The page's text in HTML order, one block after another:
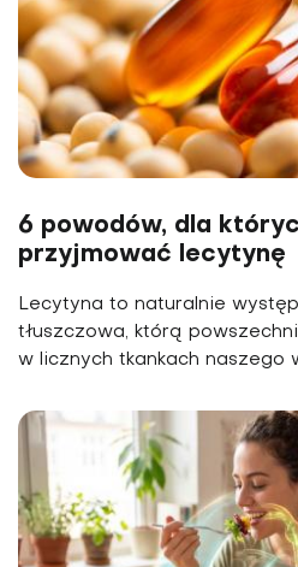
6 powodów, dla
przyjmować lecytynę
Lecytyna to naturalnie
tłuszczowa, którą
w licznych tkankach naszego